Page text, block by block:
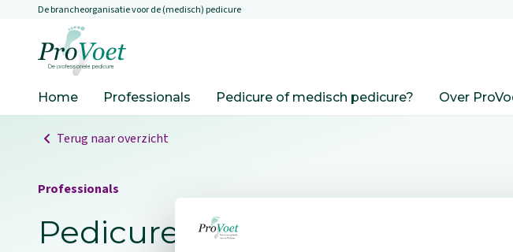
Overslaan en naar de inhoud gaan
De brancheorganisatie voor de (medisch) pedicure
Home Professionals Pedicure of medisch pedicure? Over
Terug naar overzicht
Professionals
Pedicure niet gevonden